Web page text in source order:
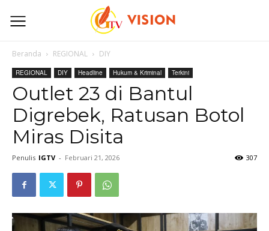
Beranda REGIONAL DIY
REGIONAL DIY Headline Hukum & Kriminal Terkini
Outlet 23 di Bantul
Digrebek, Ratusan Botol
Miras Disita
Penulis IGTV - Februari 21, 2026 307